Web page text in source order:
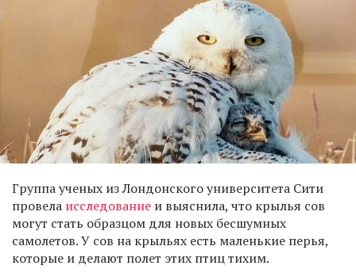
Группа ученых из Лондонского университета Сити
провела исследование и выяснила, что крылья сов
могут стать образцом для новых бесшумных
самолетов. У сов на крыльях есть маленькие перья,
которые и делают полет этих птиц тихим.